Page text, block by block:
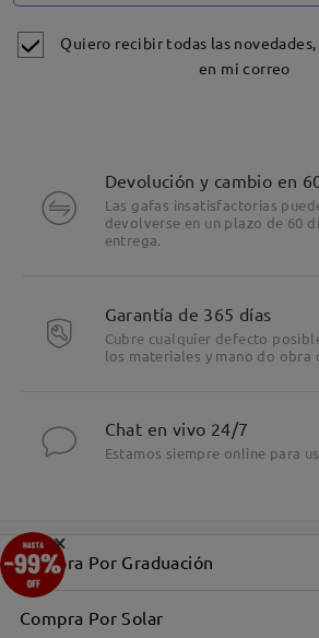
Quiero recibir todas las
en mi correo
Devolución y cambio en
Las gafas insatisfactorias
devolverse en un plazo de 60
entrega.
Garantía de 365 días
Cubre cualquier defecto
los materiales y mano do obra
Chat en vivo 24/7
Estamos siempre online para
Compra Por Graduación
Compra Por Solar
×